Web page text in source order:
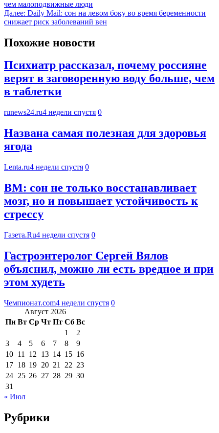
чем малоподвижные люди
Далее: Daily Mail: сон на левом боку во время беременности
снижает риск заболеваний вен
Похожие новости
Психиатр рассказал, почему россияне
верят в заговоренную воду больше, чем
в таблетки
runews24.ru4 недели спустя 0
Названа самая полезная для здоровья
ягода
Lenta.ru4 недели спустя 0
BM: сон не только восстанавливает
мозг, но и повышает устойчивость к
стрессу
Газета.Ru4 недели спустя 0
Гастроэнтеролог Сергей Вялов
объяснил, можно ли есть вредное и при
этом худеть
Чемпионат.com4 недели спустя 0
Август 2026
Пн Вт Ср Чт Пт Сб Вс
1
2
3
4 5 6 7 8
9
10 11 12 13 14 15 16
17 18 19 20 21 22 23
24 25 26 27 28 29 30
31
« Июл
Рубрики